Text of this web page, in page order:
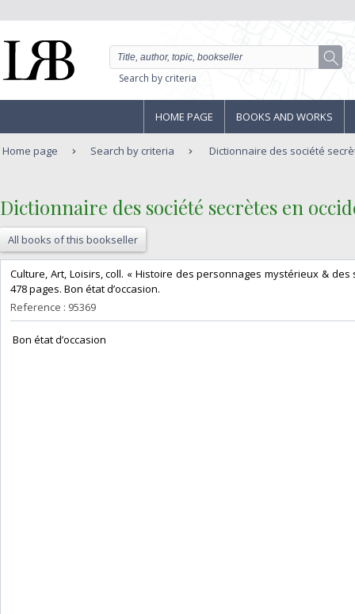
Search by criteria
HOME PAGE BOOKS AND WORKS
Home page Search by criteria Dictionnaire des société
‎Dictionnaire des société secrètes en
All books of this bookseller
‎Culture, Art, Loisirs, coll. « Histoire des personnages mystérieux & des
478 pages. Bon état d’occasion.‎
Reference : 95369
‎ Bon état d’occasion ‎